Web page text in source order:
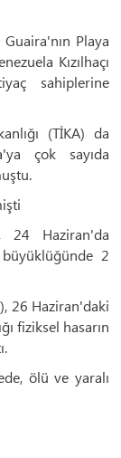
Playa
Kızılhaçı
sahiplerine
(TİKA) da
çok sayıda
24 Haziran'da
2
26 Haziran'daki
fiziksel hasarın
ölü ve yaralı